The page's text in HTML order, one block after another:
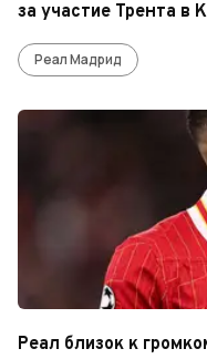
за участие Трента в
Реал Мадрид
Реал близок к